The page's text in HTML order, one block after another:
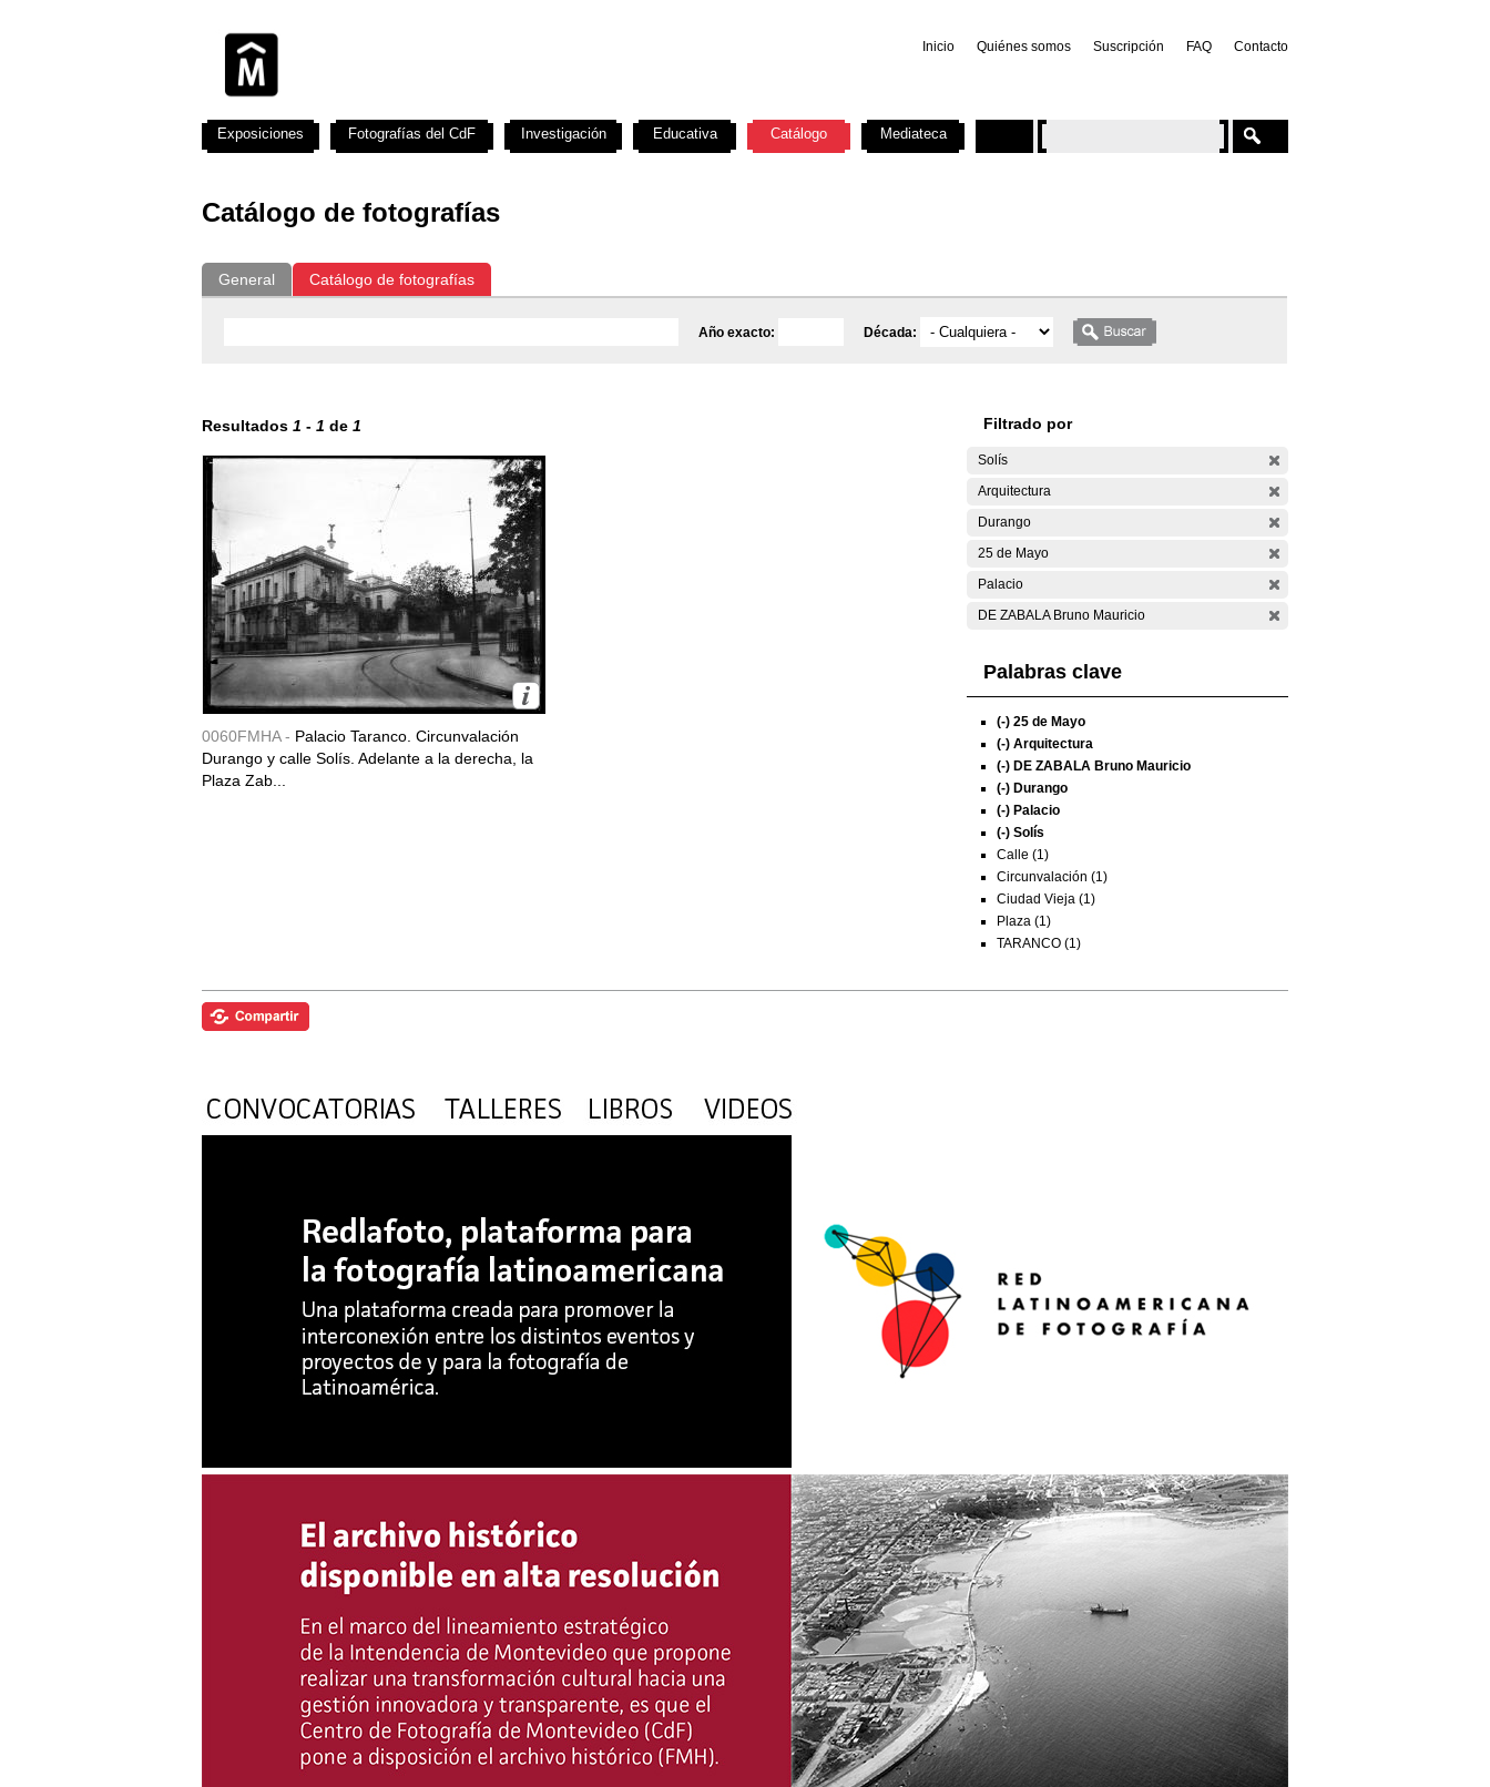
Inicio Quiénes somos Suscripción FAQ Contacto
Catálogo de fotografías
General Catálogo de fotografías
Año exacto: Década:
Resultados 1 - 1 de 1
0060FMHA - Palacio Taranco. Circunvalación
Durango y calle Solís. Adelante a la derecha, la
Plaza Zab...
Filtrado por
Solís
Arquitectura
Durango
25 de Mayo
Palacio
DE ZABALA Bruno Mauricio
Palabras clave
(-) 25 de Mayo
(-) Arquitectura
(-) DE ZABALA Bruno Mauricio
(-) Durango
(-) Palacio
(-) Solís
Calle (1)
Circunvalación (1)
Ciudad Vieja (1)
Plaza (1)
TARANCO (1)
Exposiciones Fotografías del CdF Investigación Educativa Catálogo Mediateca